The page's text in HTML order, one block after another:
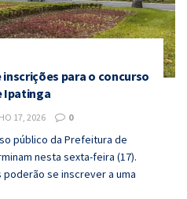
para o concurso
Ipatinga
17, 2026 0
público da Prefeitura de
nesta sexta-feira (17).
se inscrever a uma